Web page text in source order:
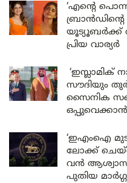
‘എന്റെ
യൂട്യൂബർക്ക്
പ്രിയ വാര്യർ
‘ഇസ്ലാമിക്
സൗദിയും
സൈനിക
‘ഇഎംഐ
ലോക്ക്
വൻ
പുതിയ